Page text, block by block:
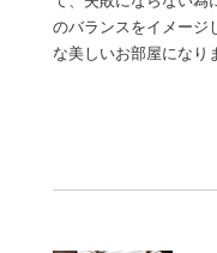
のバランスをイメージ
な美しいお部屋になり